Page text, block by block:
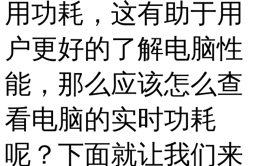
用功耗，这有助于用
户更好的了解电脑性
能，那么应该怎么查
看电脑的实时功耗
呢？下面就让我们来